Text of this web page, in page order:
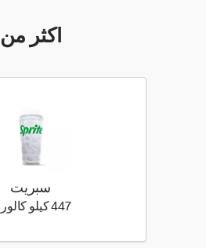
أكثر من
سبريت
447 كيلو كالوري